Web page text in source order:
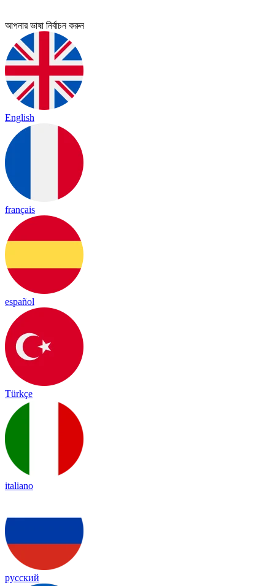
আপনার ভাষা নির্বাচন করুন
English
français
español
Türkçe
italiano
русский